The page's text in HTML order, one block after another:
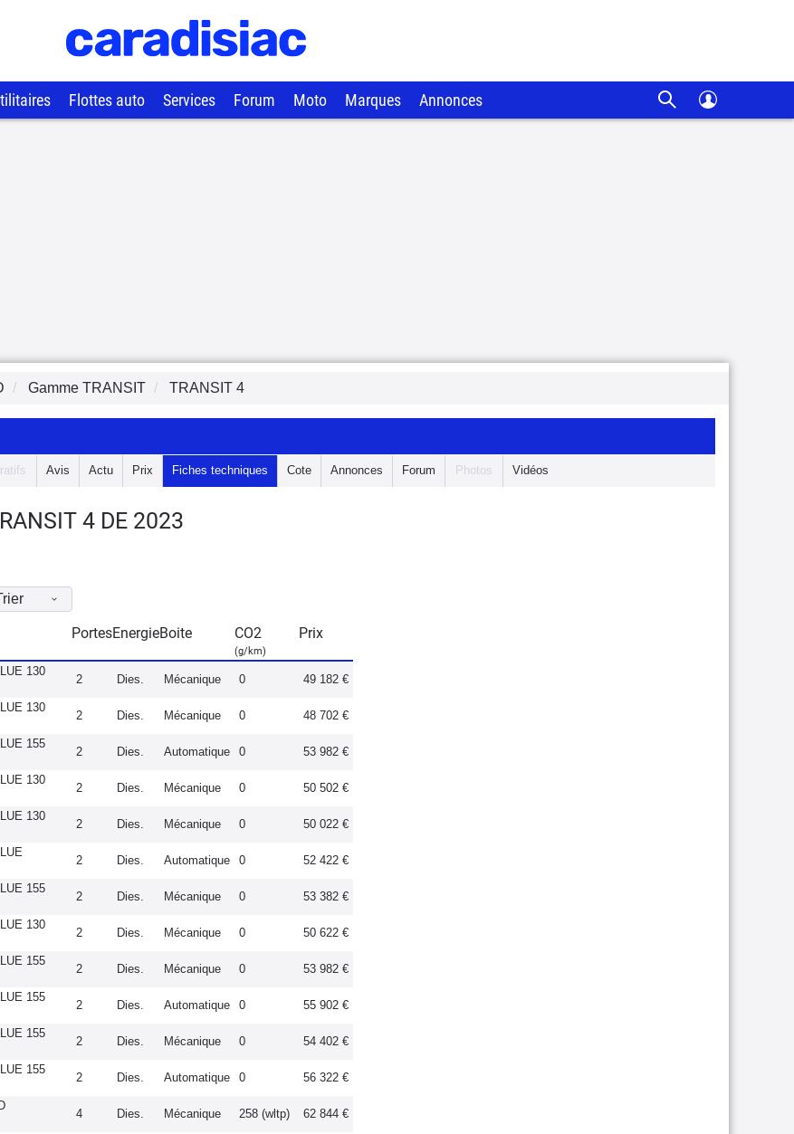
Flottes auto Services Forum Moto Marques Annonces
Gamme TRANSIT TRANSIT 4
Avis Actu Prix Fiches techniques Cote Annonces Forum Photos Vidéos
4 DE 2023
PortesEnergieBoite CO2
(g/km)
Prix
130
2 Dies. Mécanique 0 49 182 €
130
2 Dies. Mécanique 0 48 702 €
155
2 Dies. Automatique 0 53 982 €
130
2 Dies. Mécanique 0 50 502 €
130
2 Dies. Mécanique 0 50 022 €
2 Dies. Automatique 0 52 422 €
155
2 Dies. Mécanique 0 53 382 €
130
2 Dies. Mécanique 0 50 622 €
155
2 Dies. Mécanique 0 53 982 €
155
2 Dies. Automatique 0 55 902 €
155
2 Dies. Mécanique 0 54 402 €
155
2 Dies. Automatique 0 56 322 €
4 Dies. Mécanique 258 (wltp) 62 844 €